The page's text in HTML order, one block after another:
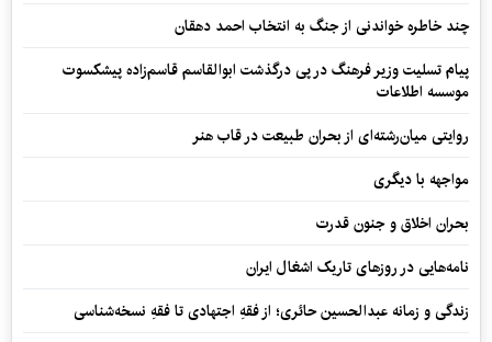
چند خاطره خواندنی از جنگ به انتخاب احمد دهقان
پیام تسلیت وزیر فرهنگ در پی درگذشت ابوالقاسم قاسم‌زاده پیشکسوت
موسسه اطلاعات
روایتی میان‌رشته‌ای از بحران طبیعت در قاب هنر
مواجهه با دیگری
بحران اخلاق و جنون قدرت
نامه‌هایی در روزهای تاریک اشغال ایران
زندگی و زمانه عبدالحسین حائری؛ از فقهِ اجتهادی تا فقهِ نسخه‌شناسی